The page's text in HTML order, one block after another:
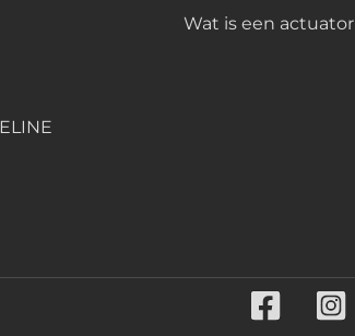
Wat is een actuator